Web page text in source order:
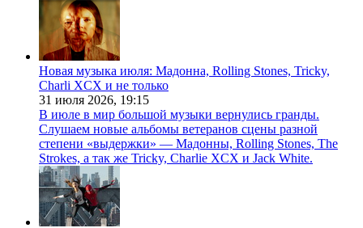
Новая музыка июля: Мадонна, Rolling Stones, Tricky,
Charli XCX и не только
31 июля 2026, 19:15
В июле в мир большой музыки вернулись гранды.
Слушаем новые альбомы ветеранов сцены разной
степени «выдержки» — Мадонны, Rolling Stones, The
Strokes, а так же Tricky, Charlie XCX и Jack White.